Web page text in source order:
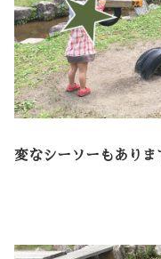
変なシーソーもありま